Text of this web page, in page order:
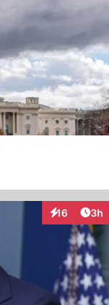
16
Interaktionen
3h